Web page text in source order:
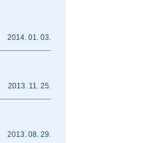
2014. 01. 03.
2013. 11. 25.
2013. 08. 29.